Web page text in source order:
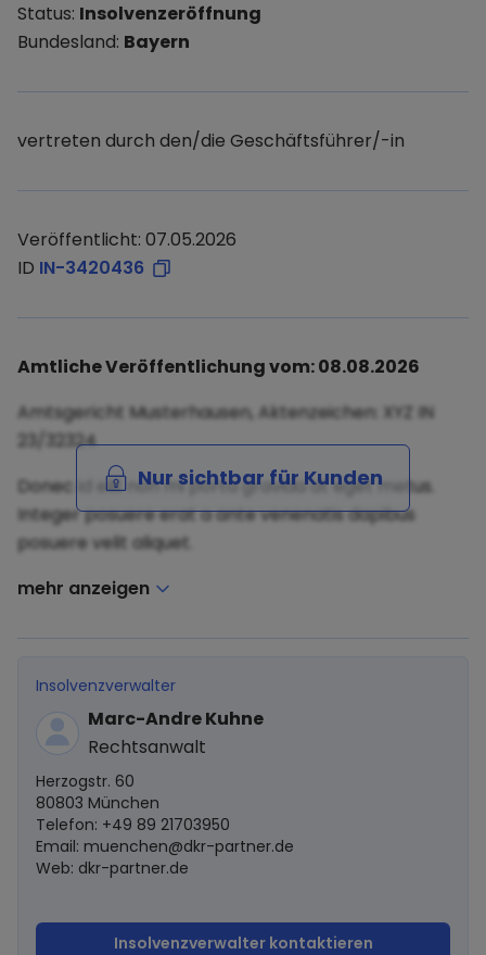
Status: Insolvenzeröffnung
Bundesland: Bayern
vertreten durch den/die Geschäftsführer/-in
Veröffentlicht: 07.05.2026
ID IN-3420436
Amtliche Veröffentlichung vom: 08.08.2026
Amtsgericht Musterhausen, Aktenzeichen: XYZ IN
23/32324
Donec id elit non mi porta gravida at eget metus.
Integer posuere erat a ante venenatis dapibus
posuere velit aliquet.
Nur sichtbar für Kunden
mehr anzeigen
Insolvenzverwalter
Marc-Andre Kuhne
Rechtsanwalt
Herzogstr. 60
80803 München
Telefon: +49 89 21703950
Email: muenchen@dkr-partner.de
Web: dkr-partner.de
Insolvenzverwalter kontaktieren